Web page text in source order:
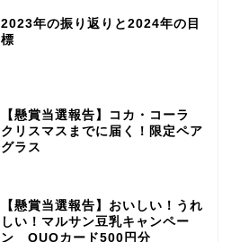
2023年の振り返りと2024年の目
標
【懸賞当選報告】コカ・コーラ
クリスマスまでに届く！限定ペア
グラス
【懸賞当選報告】おいしい！うれ
しい！マルサン豆乳キャンペー
ン QUOカード500円分